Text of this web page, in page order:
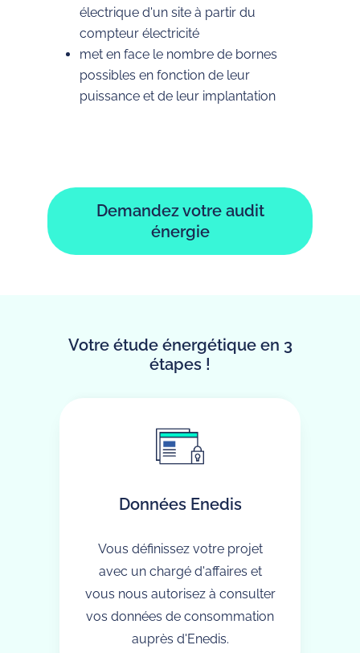
électrique d'un site à partir du
compteur électricité
met en face le nombre de bornes
possibles en fonction de leur
puissance et de leur implantation
Demandez votre audit
énergie
Votre étude énergétique en 3
étapes !
Données Enedis
Vous définissez votre projet
avec un chargé d'affaires et
vous nous autorisez à consulter
vos données de consommation
auprès d'Enedis.